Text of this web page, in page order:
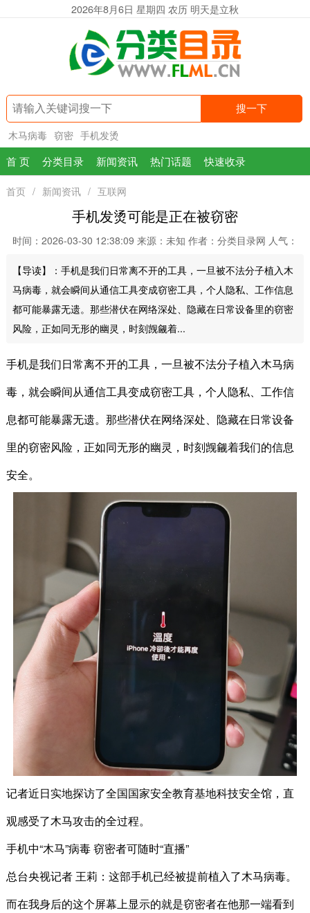
2026年8月6日 星期四 农历 明天是立秋
搜一下
木马病毒 窃密 手机发烫
首 页 分类目录 新闻资讯 热门话题 快速收录
首页 / 新闻资讯 / 互联网
手机发烫可能是正在被窃密
时间：2026-03-30 12:38:09 来源：未知 作者：分类目录网 人气：
【导读】：手机是我们日常离不开的工具，一旦被不法分子植入木
马病毒，就会瞬间从通信工具变成窃密工具，个人隐私、工作信息
都可能暴露无遗。那些潜伏在网络深处、隐藏在日常设备里的窃密
风险，正如同无形的幽灵，时刻觊觎着...
手机是我们日常离不开的工具，一旦被不法分子植入木马病
毒，就会瞬间从通信工具变成窃密工具，个人隐私、工作信
息都可能暴露无遗。那些潜伏在网络深处、隐藏在日常设备
里的窃密风险，正如同无形的幽灵，时刻觊觎着我们的信息
安全。
记者近日实地探访了全国国家安全教育基地科技安全馆，直
观感受了木马攻击的全过程。
手机中“木马”病毒 窃密者可随时“直播”
总台央视记者 王莉：这部手机已经被提前植入了木马病毒。
而在我身后的这个屏幕上显示的就是窃密者在他那一端看到